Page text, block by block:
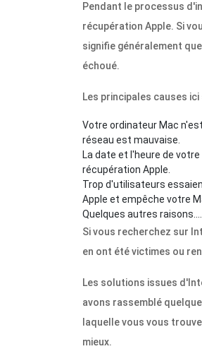
Pendant le processus
récupération Apple. Si
signifie généralement
échoué.
Les principales causes ici
Votre ordinateur Mac
réseau est mauvaise.
La date et l'heure de
récupération Apple.
Trop d'utilisateurs
Apple et empêche votre
Quelques autres raisons....
Si vous recherchez sur
en ont été victimes ou
Les solutions issues
avons rassemblé
laquelle vous vous
mieux.